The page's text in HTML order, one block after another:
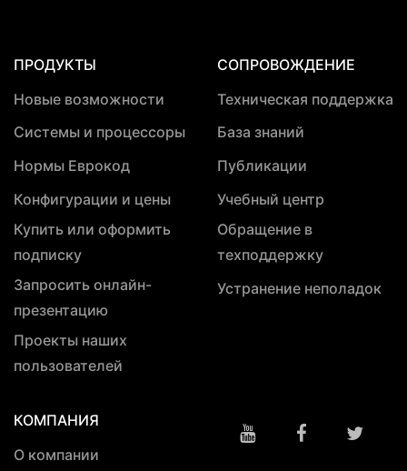
ПРОДУКТЫ
Новые возможности
Системы и процессоры
Нормы Еврокод
Конфигурации и цены
Купить или оформить
подписку
Запросить онлайн-
презентацию
Проекты наших
пользователей
СОПРОВОЖДЕНИЕ
Техническая поддержка
База знаний
Публикации
Учебный центр
Обращение в
техподдержку
Устранение неполадок
КОМПАНИЯ
О компании